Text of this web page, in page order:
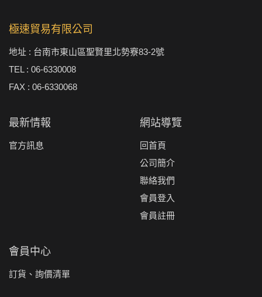
極速貿易有限公司
地址 : 台南市東山區聖賢里北勢竂83-2號
TEL : 06-6330008
FAX : 06-6330068
最新情報
官方訊息
網站導覽
回首頁
公司簡介
聯絡我們
會員登入
會員註冊
會員中心
訂貨、詢價清單